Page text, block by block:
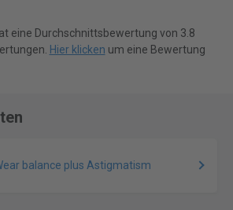
eine Durchschnittsbewertung von 3.8
Hier klicken um eine Bewertung
balance plus Astigmatism